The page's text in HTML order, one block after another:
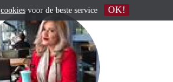
cookiesvoor de beste service OK!